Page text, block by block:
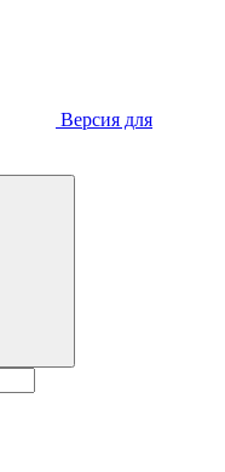
Версия для